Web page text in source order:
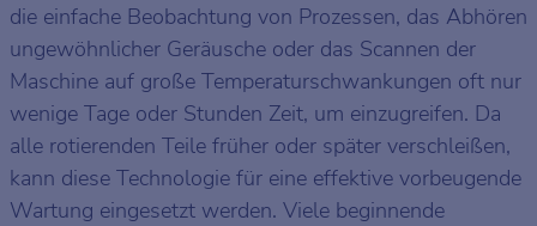
die einfache Beobachtung von Prozessen, das Abhören
ungewöhnlicher Geräusche oder das Scannen der
Maschine auf große Temperaturschwankungen oft nur
wenige Tage oder Stunden Zeit, um einzugreifen. Da
alle rotierenden Teile früher oder später verschleißen,
kann diese Technologie für eine effektive vorbeugende
Wartung eingesetzt werden. Viele beginnende